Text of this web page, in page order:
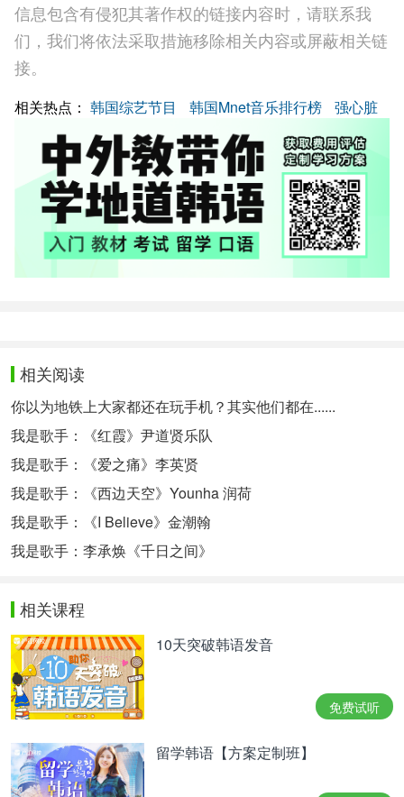
信息包含有侵犯其著作权的链接内容时，请联系我
们，我们将依法采取措施移除相关内容或屏蔽相关链
接。
相关热点： 韩国综艺节目 韩国Mnet音乐排行榜 强心脏
相关阅读
你以为地铁上大家都还在玩手机？其实他们都在......
我是歌手：《红霞》尹道贤乐队
我是歌手：《爱之痛》李英贤
我是歌手：《西边天空》Younha 润荷
我是歌手：《I Believe》金潮翰
我是歌手：李承焕《千日之间》
相关课程
10天突破韩语发音
免费试听
留学韩语【方案定制班】